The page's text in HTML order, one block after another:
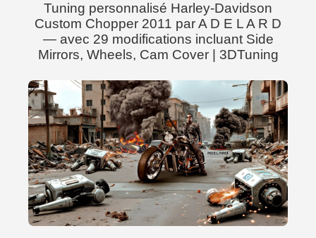
Tuning personnalisé Harley-Davidson
Custom Chopper 2011 par A D E L A R D
— avec 29 modifications incluant Side
Mirrors, Wheels, Cam Cover | 3DTuning